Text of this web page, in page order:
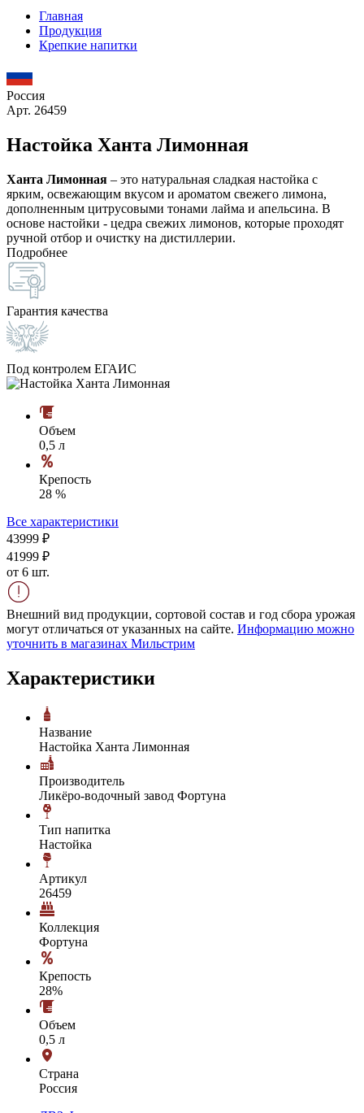
Главная
Продукция
Крепкие напитки
Россия
Арт. 26459
Настойка Ханта Лимонная
Ханта Лимонная – это натуральная сладкая настойка с
ярким, освежающим вкусом и ароматом свежего лимона,
дополненным цитрусовыми тонами лайма и апельсина. В
основе настойки - цедра свежих лимонов, которые проходят
ручной отбор и очистку на дистиллерии.
Подробнее
Гарантия качества
Под контролем ЕГАИС
Объем
0,5 л
Крепость
28 %
Все характеристики
43999 ₽
41999 ₽
от 6 шт.
Внешний вид продукции, сортовой состав и год сбора урожая
могут отличаться от указанных на сайте. Информацию можно
уточнить в магазинах Мильстрим
Характеристики
Название
Настойка Ханта Лимонная
Производитель
Ликёро-водочный завод Фортуна
Тип напитка
Настойка
Артикул
26459
Коллекция
Фортуна
Крепость
28%
Объем
0,5 л
Страна
Россия